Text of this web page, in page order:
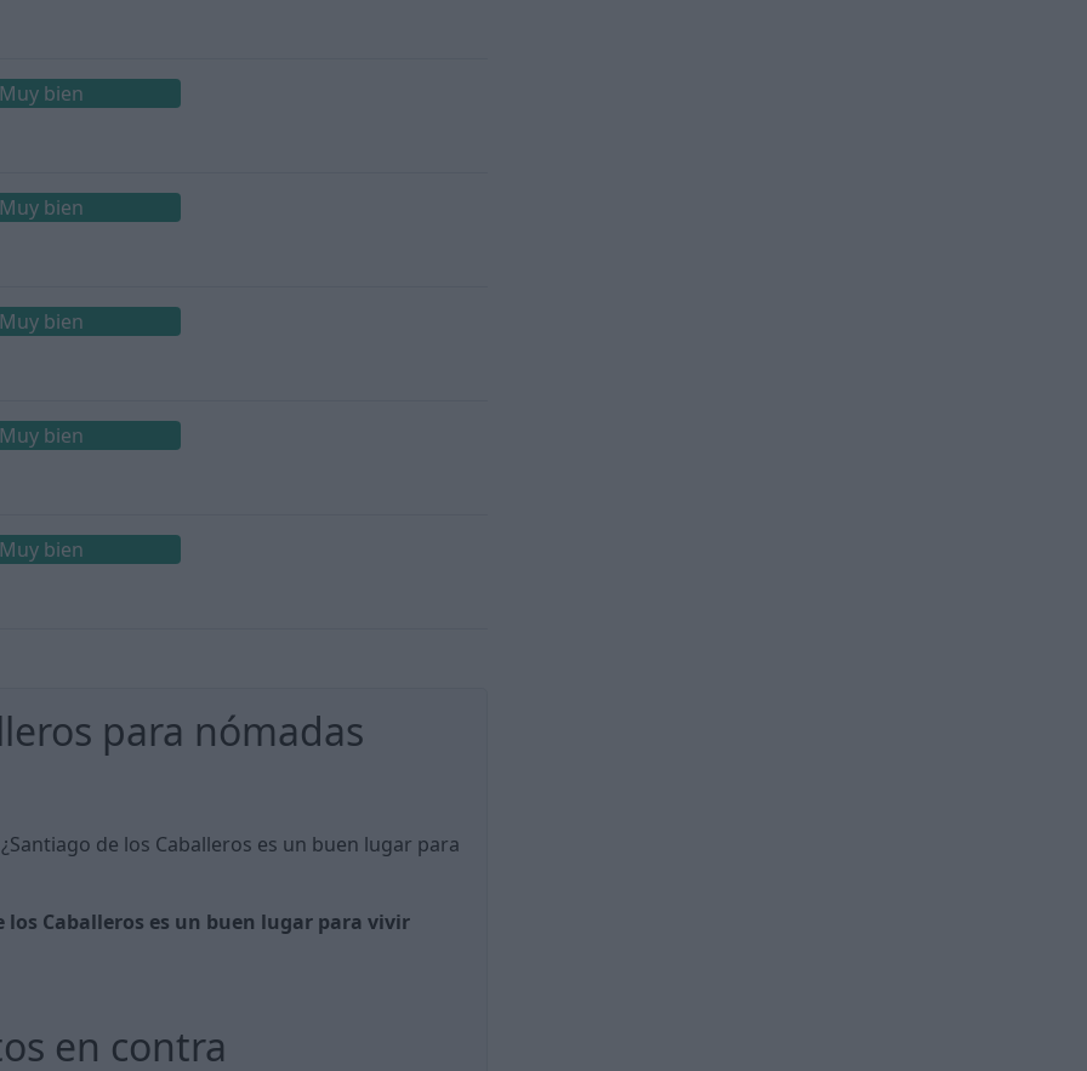
Muy bien
Muy bien
Muy bien
Muy bien
Muy bien
para nómadas
de los Caballeros es un buen lugar para
los Caballeros es un buen lugar para vivir
en contra